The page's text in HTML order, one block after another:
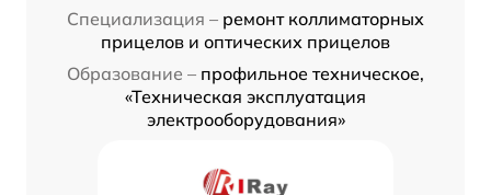
Специализация – ремонт коллиматорных
прицелов и оптических прицелов
Образование – профильное техническое,
«Техническая эксплуатация
электрооборудования»